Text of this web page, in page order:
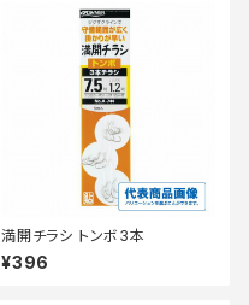
満開チラシ トンボ3本
¥396